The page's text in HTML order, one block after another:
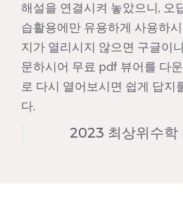
해설을 연결시켜 놓았으니, 오
습활용에만 유용하게 사용하
지가 열리시지 않으면 구글이
문하시어 무료 pdf 뷰어를 다
로 다시 열어보시면 쉽게 답지
다.
2023 최상위수학